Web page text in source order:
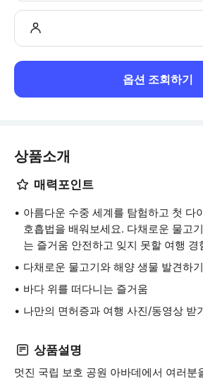
옵션 조회하기
상품소개
매력포인트
아름다운 수중 세계를 탐험하고 첫 다
호흡법을 배워보세요. 다채로운 물고
는 즐거움 안전하고 잊지 못할 여행 경
다채로운 물고기와 해양 생물 발견하기
바다 위를 떠다니는 즐거움
나만의 면허증과 여행 사진/동영상 받
상품설명
멋진 국립 보호 공원 아바데에서 여러분